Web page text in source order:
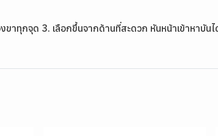
ทุกจุด 3. เลือกขึ้นจากด้านที่สะดวก หันหน้าเข้าหาบัน